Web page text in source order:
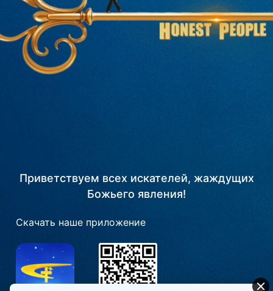
Приветствуем всех искателей, жаждущих
Божьего явления!
Скачать наше приложение